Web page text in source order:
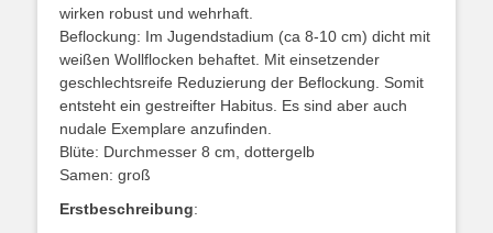
wirken robust und wehrhaft.
Beflockung: Im Jugendstadium (ca 8-10 cm) dicht mit
weißen Wollflocken behaftet. Mit einsetzender
geschlechtsreife Reduzierung der Beflockung. Somit
entsteht ein gestreifter Habitus. Es sind aber auch
nudale Exemplare anzufinden.
Blüte: Durchmesser 8 cm, dottergelb
Samen: groß
Erstbeschreibung: